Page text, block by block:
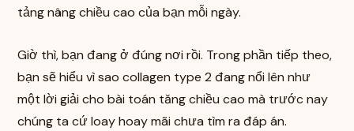
tảng nâng chiều cao của bạn mỗi ngày.
Giờ thì, bạn đang ở đúng nơi rồi. Trong phần tiếp theo,
bạn sẽ hiểu vì sao collagen type 2 đang nổi lên như
một lời giải cho bài toán tăng chiều cao mà trước nay
chúng ta cứ loay hoay mãi chưa tìm ra đáp án.